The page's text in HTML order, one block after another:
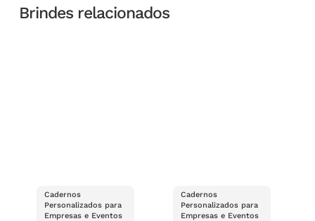
Brindes relacionados
Cadernos
Personalizados para
Empresas e Eventos
Cadernos
Personalizados para
Empresas e Eventos